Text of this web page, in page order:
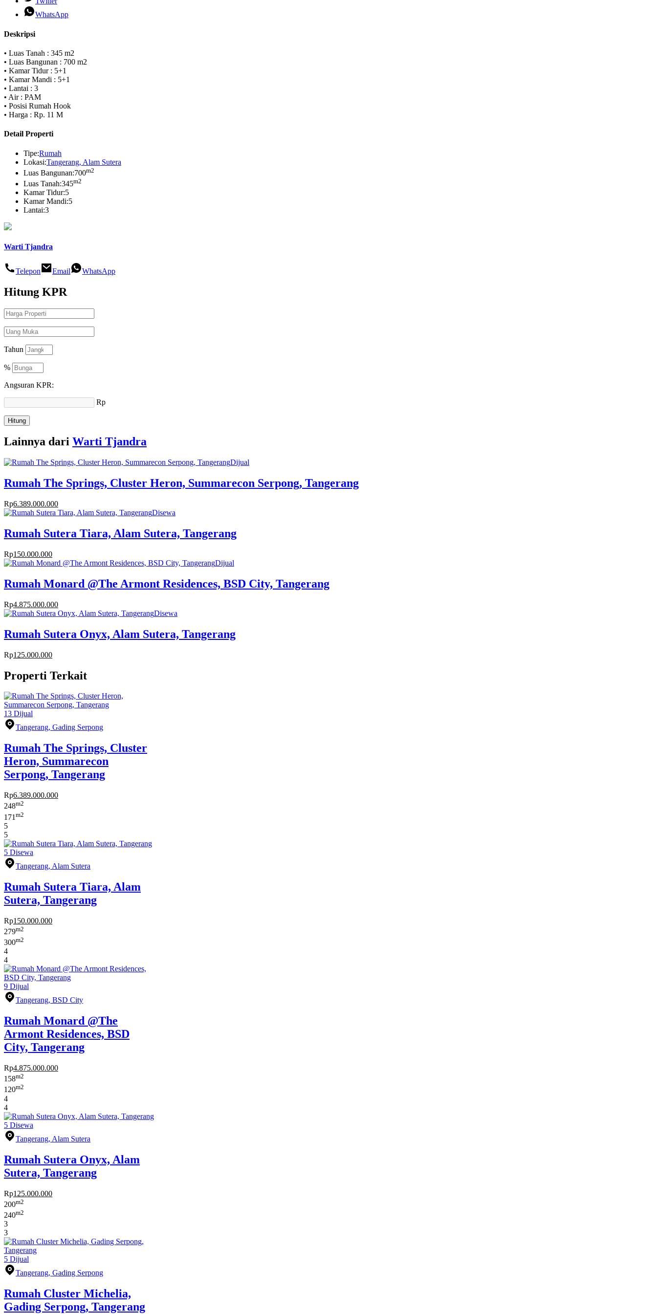
WhatsApp
Deskripsi
• Luas Tanah : 345 m2
• Luas Bangunan : 700 m2
• Kamar Tidur : 5+1
• Kamar Mandi : 5+1
• Lantai : 3
• Air : PAM
• Posisi Rumah Hook
• Harga : Rp. 11 M
Detail Properti
Tipe:Rumah
Lokasi:Tangerang, Alam Sutera
Luas Bangunan:700m2
Luas Tanah:345m2
Kamar Tidur:5
Kamar Mandi:5
Lantai:3
Warti Tjandra
Telepon Email WhatsApp
Hitung KPR
Tahun
%
Angsuran KPR:
Rp
Hitung
Lainnya dari Warti Tjandra
Dijual
Rumah The Springs, Cluster Heron, Summarecon Serpong, Tangerang
Rp6.389.000.000
Disewa
Rumah Sutera Tiara, Alam Sutera, Tangerang
Rp150.000.000
Dijual
Rumah Monard @The Armont Residences, BSD City, Tangerang
Rp4.875.000.000
Disewa
Rumah Sutera Onyx, Alam Sutera, Tangerang
Rp125.000.000
Properti Terkait
13 Dijual
Tangerang, Gading Serpong
Rumah The Springs, Cluster
Heron, Summarecon
Serpong, Tangerang
Rp6.389.000.000
248m2
171 m2
5
5
5 Disewa
Tangerang, Alam Sutera
Rumah Sutera Tiara, Alam
Sutera, Tangerang
Rp150.000.000
279m2
300m2
4
4
9 Dijual
Tangerang, BSD City
Rumah Monard @The
Armont Residences, BSD
City, Tangerang
Rp4.875.000.000
158m2
120m2
4
4
5 Disewa
Tangerang, Alam Sutera
Rumah Sutera Onyx, Alam
Sutera, Tangerang
Rp125.000.000
200m2
240m2
3
3
5 Dijual
Tangerang, Gading Serpong
Rumah Cluster Michelia,
Gading Serpong, Tangerang